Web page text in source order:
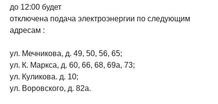
до 12:00 будет
отключена подача электроэнергии по следующим
адресам :
ул. Мечникова, д. 49, 50, 56, 65;
ул. К. Маркса, д. 60, 66, 68, 69а, 73;
ул. Куликова. д. 10;
ул. Воровского, д. 82а.